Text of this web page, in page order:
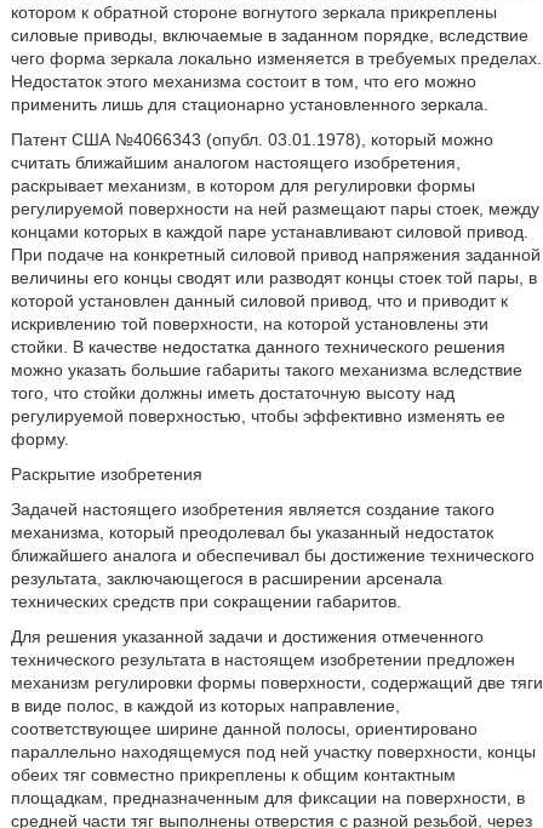
котором к обратной стороне вогнутого зеркала прикреплены
силовые приводы, включаемые в заданном порядке, вследствие
чего форма зеркала локально изменяется в требуемых пределах.
Недостаток этого механизма состоит в том, что его можно
применить лишь для стационарно установленного зеркала.
Патент США №4066343 (опубл. 03.01.1978), который можно
считать ближайшим аналогом настоящего изобретения,
раскрывает механизм, в котором для регулировки формы
регулируемой поверхности на ней размещают пары стоек, между
концами которых в каждой паре устанавливают силовой привод.
При подаче на конкретный силовой привод напряжения заданной
величины его концы сводят или разводят концы стоек той пары, в
которой установлен данный силовой привод, что и приводит к
искривлению той поверхности, на которой установлены эти
стойки. В качестве недостатка данного технического решения
можно указать большие габариты такого механизма вследствие
того, что стойки должны иметь достаточную высоту над
регулируемой поверхностью, чтобы эффективно изменять ее
форму.
Раскрытие изобретения
Задачей настоящего изобретения является создание такого
механизма, который преодолевал бы указанный недостаток
ближайшего аналога и обеспечивал бы достижение технического
результата, заключающегося в расширении арсенала
технических средств при сокращении габаритов.
Для решения указанной задачи и достижения отмеченного
технического результата в настоящем изобретении предложен
механизм регулировки формы поверхности, содержащий две тяги
в виде полос, в каждой из которых направление,
соответствующее ширине данной полосы, ориентировано
параллельно находящемуся под ней участку поверхности, концы
обеих тяг совместно прикреплены к общим контактным
площадкам, предназначенным для фиксации на поверхности, в
средней части тяг выполнены отверстия с разной резьбой, через